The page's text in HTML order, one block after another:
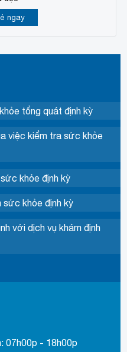
ngay
tổng quát định kỳ
việc kiểm tra sức khỏe
khỏe định kỳ
sức khỏe định kỳ
với dịch vụ khám định
07h00p - 18h00p